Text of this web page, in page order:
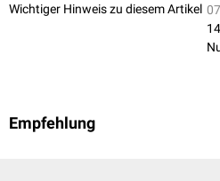
Wichtiger Hinweis zu diesem Artikel
Empfehlung